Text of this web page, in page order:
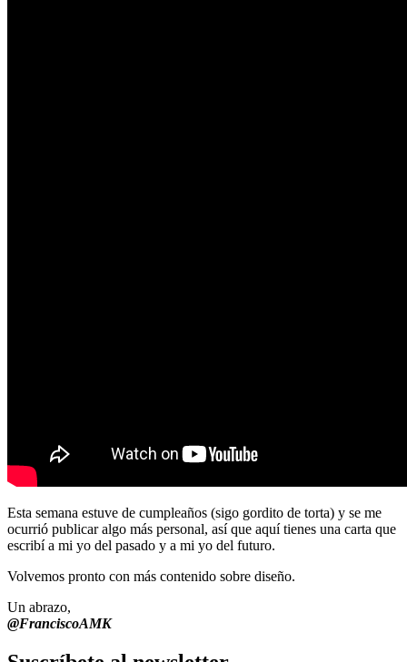
Esta semana estuve de cumpleaños (sigo gordito de torta) y se me
ocurrió publicar algo más personal, así que aquí tienes una carta que
escribí a mi yo del pasado y a mi yo del futuro.
Volvemos pronto con más contenido sobre diseño.
Un abrazo,
@FranciscoAMK